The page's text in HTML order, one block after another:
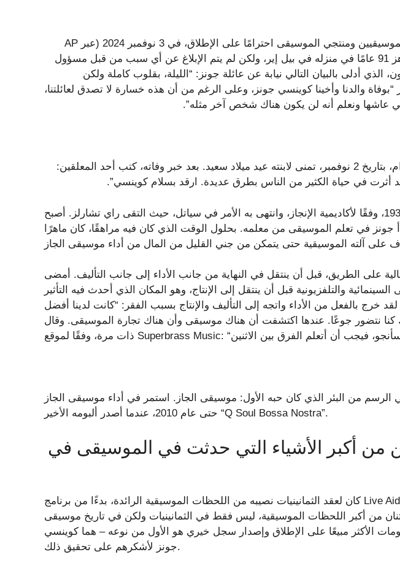
توفي كوينسي جونز، أحد أكثر الموسيقيين ومنتجي الموسيقى احترامًا على الإطلاق، في 3 نوفمبر 2024 (عبر AP
News). توفي جونز عن عمر يناهز 91 عامًا في منزله في بيل إير، ولكن لم يتم الإبلاغ عن أي سبب من قبل مسؤول
الذي أدلى بالبيان التالي نيابة عن عائلة جونز: “الليلة، بقلوب كاملة ولكن
والدنا وأخينا كوينسي جونز، وعلى الرغم من أن هذه خسارة لا تصدق لعائلتنا،
التي عاشها ونعلم أنه لن يكون هناك شخص آخر مثله”.
وفي آخر منشور له على إنستغرام، بتاريخ 2 نوفمبر، تمنى لابنته عيد ميلاد سعيد. بعد خبر وفاته، كتب أحد المعلقين:
أثرت في حياة الكثير من الناس بطرق عديدة. ارقد بسلام كوينسي”.
ولد جونز في شيكاغو عام 1933، وفقًا لأكاديمية الإنجاز، وانتهى به الأمر في سياتل، حيث التقى راي تشارلز. أصبح
جونز في تعلم الموسيقى من معلمه. بحلول الوقت الذي كان فيه مراهقًا، كان ماهرًا
على الطريق، قبل أن ينتقل في النهاية من جانب الأداء إلى جانب التأليف. أمضى
والتلفزيونية قبل أن ينتقل إلى الإنتاج، وهو المكان الذي أحدث فيه التأثير
لقد خرج بالفعل من الأداء واتجه إلى التأليف والإنتاج بسبب الفقر: “كانت لدينا أفضل
كنا نتضور جوعًا. عندها اكتشفت أن هناك موسيقى وأن هناك تجارة الموسيقى. وقال
من البئر الذي كان حبه الأول: موسيقى الجاز. استمر في أداء موسيقى الجاز
حتى عام 2010، عندما أصدر ألبومه الأخير “Q Soul Bossa Nostra”.
من أكبر الأشياء التي حدثت في الموسيقى في
كان لعقد الثمانينيات نصيبه من اللحظات الموسيقية الرائدة، بدءًا من برنامج Live Aid وحتى ظهور موسيقى الهيب
من أكبر اللحظات الموسيقية، ليس فقط في الثمانينيات ولكن في تاريخ موسيقى
الأكثر مبيعًا على الإطلاق وإصدار سجل خيري هو الأول من نوعه – هما كوينسي
جونز لأشكرهم على تحقيق ذلك.